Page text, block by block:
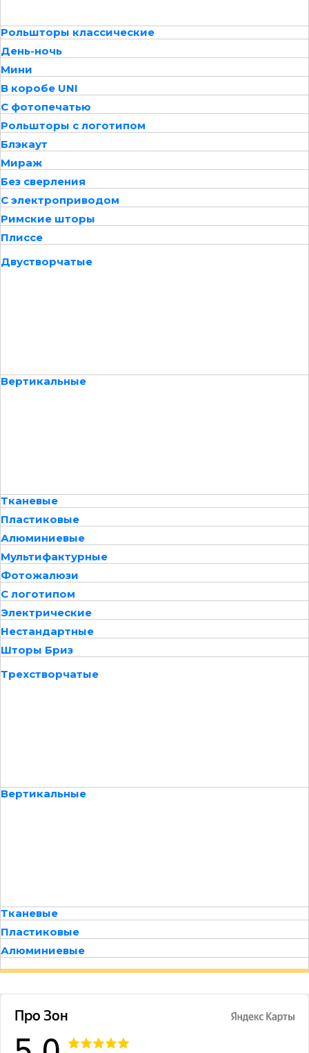
Рольшторы классические
День-ночь
Мини
В коробе UNI
С фотопечатью
Рольшторы с логотипом
Блэкаут
Мираж
Без сверления
С электроприводом
Римские шторы
Плиссе
Двустворчатые
Вертикальные
Тканевые
Пластиковые
Алюминиевые
Мультифактурные
Фотожалюзи
С логотипом
Электрические
Нестандартные
Шторы Бриз
Трехстворчатые
Вертикальные
Тканевые
Пластиковые
Алюминиевые